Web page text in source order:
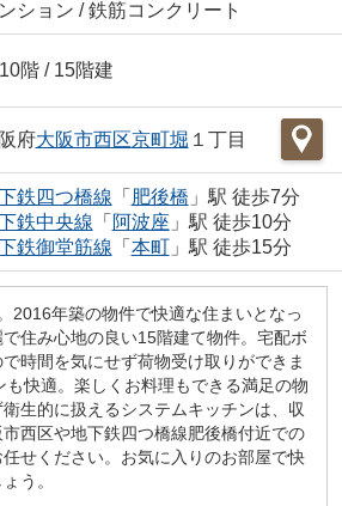
ション / 鉄筋コンクリート
階 / 15階建
府大阪市西区京町堀 １丁目
鉄四つ橋線 「 肥後橋 」駅 徒歩7分
鉄中央線 「 阿波座 」駅 徒歩10分
鉄御堂筋線 「 本町」駅 徒歩15分
2016年築の物件で快適な住まいとなっ
住み心地の良い15階建て物件。宅配ボ
時間を気にせず荷物受け取りができま
快適。楽しくお料理もできる満足の物
生的に扱えるシステムキッチンは、収
西区や地下鉄四つ橋線肥後橋付近での
せください。お気に入りのお部屋で快
う。